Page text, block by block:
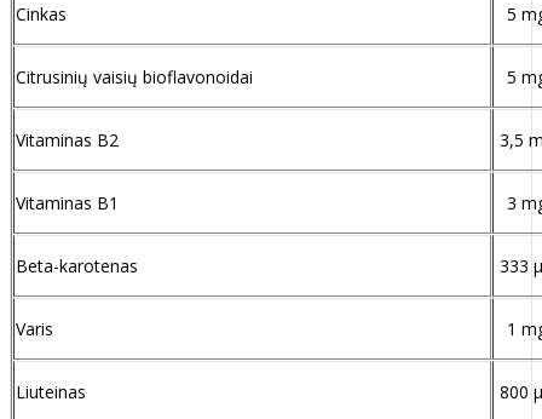
Cinkas 5
Citrusinių vaisių bioflavonoidai 5
Vitaminas B2 3,5
Vitaminas B1 3
Beta-karotenas 333
Varis 1
Liuteinas 800